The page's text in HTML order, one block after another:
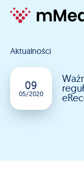
Aktualności
09
05/2020